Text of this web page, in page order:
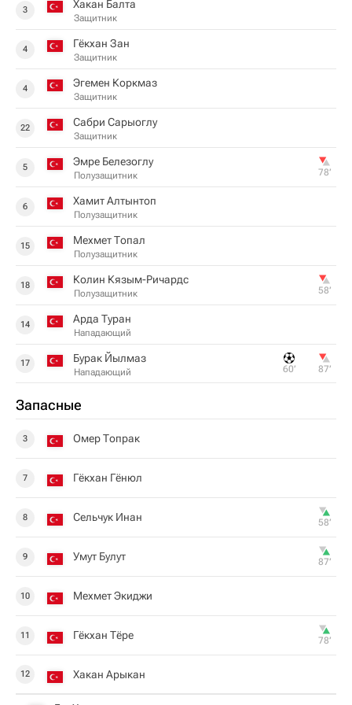
3 Хакан Балта
Защитник
4 Гёкхан Зан
Защитник
4 Эгемен Коркмаз
Защитник
22 Сабри Сарыоглу
Защитник
5 Эмре Белезоглу
Полузащитник 78‎’‎
6 Хамит Алтынтоп
Полузащитник
15 Мехмет Топал
Полузащитник
18 Колин Кязым-Ричардс
Полузащитник 58‎’‎
14 Арда Туран
Нападающий
17 Бурак Йылмаз
Нападающий 60‎’‎ 87‎’‎
Запасные
3 Омер Топрак
7 Гёкхан Гёнюл
8 Сельчук Инан 58‎’‎
9 Умут Булут 87‎’‎
10 Мехмет Экиджи
11 Гёкхан Тёре 78‎’‎
12 Хакан Арыкан